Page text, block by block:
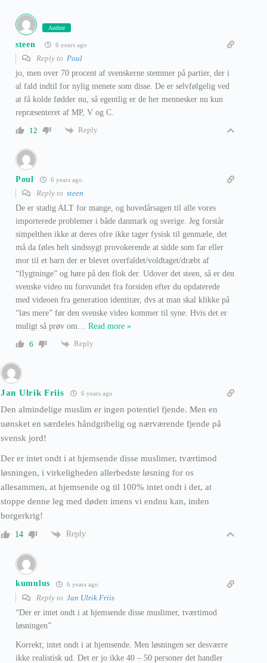
Author
steen 6 years ago
Reply to Poul
jo, men over 70 procent af svenskerne stemmer på partier, der i
al fald indtil for nylig menete som disse. De er selvfølgelig ved
at få kolde fødder nu, så egentlig er de her mennesker nu kun
repræsenteret af MP, V og C.
12
Reply
Poul 6 years ago
Reply to steen
De er stadig ALT for mange, og hovedårsagen til alle vores
importerede problemer i både danmark og sverige. Jeg forstår
simpelthen ikke at deres ofre ikke tager fysisk til genmæle, det
må da føles helt sindssygt provokerende at sidde som far eller
mor til et barn der er blevet overfaldet/voldtaget/dræbt af
“flygtninge” og høre på den flok der. Udover det steen, så er den
svenske video nu forsvundet fra forsiden efter du opdaterede
med videoen fra generation identitær, dvs at man skal klikke på
“læs mere” før den svenske video kommer til syne. Hvis det er
muligt så prøv om… Read more »
6
Reply
Jan Ulrik Friis 6 years ago
Den almindelige muslim er ingen potentiel fjende. Men en
uønsket en særdeles håndgribelig og nærværende fjende på
svensk jord!
Der er intet ondt i at hjemsende disse muslimer, tværtimod
løsningen, i virkeligheden allerbedste løsning for os
allesammen, at hjemsende og til 100% intet ondt i det, at
stoppe denne leg med døden imens vi endnu kan, inden
borgerkrig!
14 Reply
kumulus 6 years ago
Reply to Jan Ulrik Friis
“Der er intet ondt i at hjemsende disse muslimer, tværtimod
løsningen”
Korrekt; intet ondt i at hjemsende. Men løsningen ser desværre
ikke realistisk ud. Det er jo ikke 40 – 50 personer det handler